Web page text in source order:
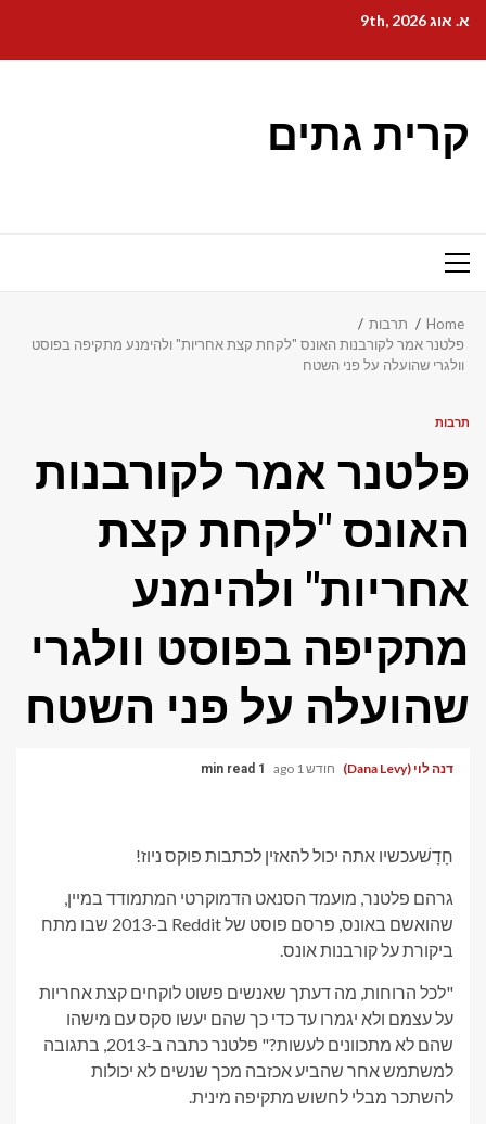
content
א. אוג 9th, 2026
קרית גתים
Primary
Home
תרבות
פלטנר אמר לקורבנות האונס "לקחת קצת אחריות" ולהימנע מתקיפה בפוסט
וולגרי שהועלה על פני השטח
תרבות
פלטנר אמר לקורבנות
האונס "לקחת קצת
אחריות" ולהימנע
מתקיפה בפוסט וולגרי
שהועלה על פני השטח
דנה לוי (Dana Levy) חודש 1 ago 1 min read
חָדָשׁעכשיו אתה יכול להאזין לכתבות פוקס ניוז!
גרהם פלטנר, מועמד הסנאט הדמוקרטי המתמודד במיין,
שהואשם באונס, פרסם פוסט של Reddit ב-2013 שבו מתח
ביקורת על קורבנות אונס.
"לכל הרוחות, מה דעתך שאנשים פשוט לוקחים קצת אחריות
על עצמם ולא יגמרו עד כדי כך שהם יעשו סקס עם מישהו
שהם לא מתכוונים לעשות?" פלטנר כתבה ב-2013, בתגובה
למשתמש אחר שהביע אכזבה מכך שנשים לא יכולות
להשתכר מבלי לחשוש מתקיפה מינית.